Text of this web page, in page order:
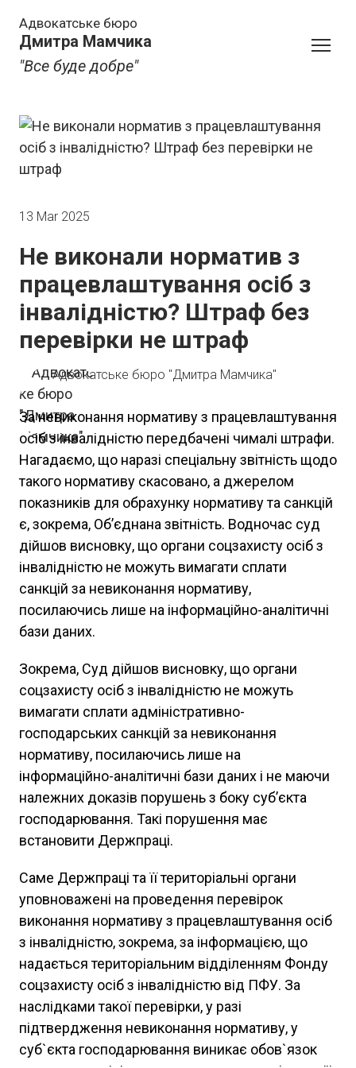
Адвокатське бюро
Дмитра Мамчика
"Все буде добре"
13 Mar 2025
Не виконали норматив з
працевлаштування осіб з
інвалідністю? Штраф без
перевірки не штраф
Адвокатське бюро "Дмитра Мамчика"
За невиконання нормативу з працевлаштування
осіб з інвалідністю передбачені чималі штрафи.
Нагадаємо, що наразі спеціальну звітність щодо
такого нормативу скасовано, а джерелом
показників для обрахунку нормативу та санкцій
є, зокрема, Об’єднана звітність. Водночас суд
дійшов висновку, що органи соцзахисту осіб з
інвалідністю не можуть вимагати сплати
санкцій за невиконання нормативу,
посилаючись лише на інформаційно-аналітичні
бази даних.
Зокрема, Суд дійшов висновку, що органи
соцзахисту осіб з інвалідністю не можуть
вимагати сплати адміністративно-
господарських санкцій за невиконання
нормативу, посилаючись лише на
інформаційно-аналітичні бази даних і не маючи
належних доказів порушень з боку суб’єкта
господарювання. Такі порушення має
встановити Держпраці.
Саме Держпраці та її територіальні органи
уповноважені на проведення перевірок
виконання нормативу з працевлаштування осіб
з інвалідністю, зокрема, за інформацією, що
надається територіальним відділенням Фонду
соцзахисту осіб з інвалідністю від ПФУ. За
наслідками такої перевірки, у разі
підтвердження невиконання нормативу, у
суб`єкта господарювання виникає обов`язок